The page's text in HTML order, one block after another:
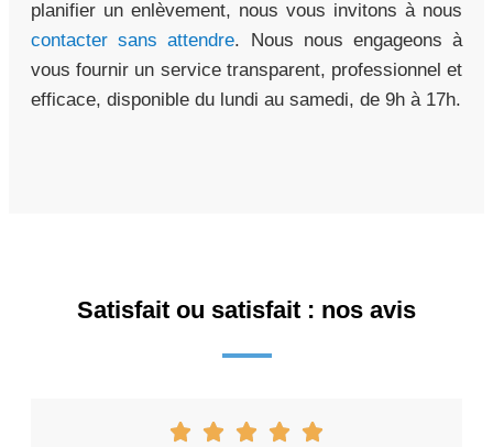
planifier un enlèvement, nous vous invitons à nous
contacter sans attendre. Nous nous engageons à
vous fournir un service transparent, professionnel et
efficace, disponible du lundi au samedi, de 9h à 17h.
Satisfait ou satisfait : nos avis